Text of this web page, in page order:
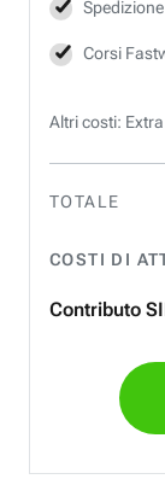
Corsi
Altri costi:
TOTALE
COSTI DI
Contributo